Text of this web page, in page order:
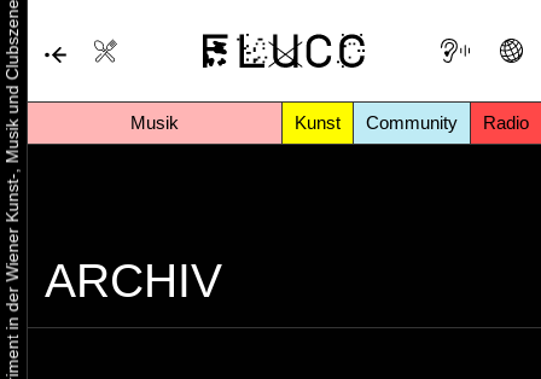
Musik Kunst Community Radio
ARCHIV